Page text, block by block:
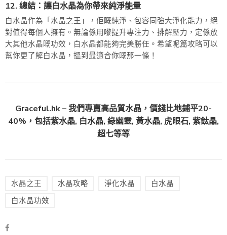
12. 總結：讓白水晶為你帶來純淨能量
白水晶作為「水晶之王」，佢嘅純淨、包容同強大淨化能力，絕
對值得每個人擁有。無論係用嚟提升專注力、排解壓力，定係放
大其他水晶嘅功效，白水晶都能夠完美勝任。希望呢篇攻略可以
幫你更了解白水晶，搵到最適合你嘅那一條！
Graceful.hk – 我們專賣高品質水晶，價錢比地鋪平20-
40%，包括紫水晶, 白水晶, 綠幽靈, 黃水晶, 虎眼石, 紫鈦晶,
超七等等
水晶之王 水晶攻略 淨化水晶
白水晶
白水晶功效